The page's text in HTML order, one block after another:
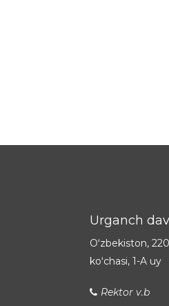
Urganch
Oʻzbekiston,
koʻchasi, 1-A uy
Rektor v.b